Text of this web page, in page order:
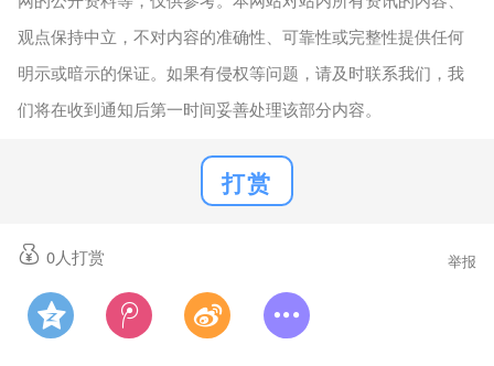
观点保持中立，不对内容的准确性、可靠性或完整性提供任何
明示或暗示的保证。如果有侵权等问题，请及时联系我们，我
们将在收到通知后第一时间妥善处理该部分内容。
打赏
0人打赏 举报